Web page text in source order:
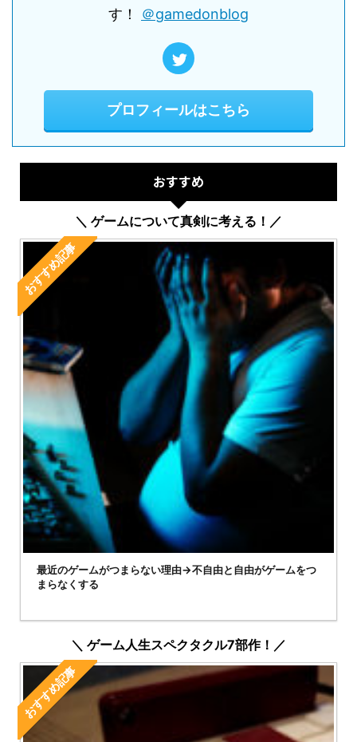
す！ ＠gamedonblog
プロフィールはこちら
おすすめ
＼ ゲームについて真剣に考える！／
おすすめ記事
最近のゲームがつまらない理由→不自由と自由がゲームをつ
まらなくする
＼ ゲーム人生スペクタクル7部作！／
おすすめ記事